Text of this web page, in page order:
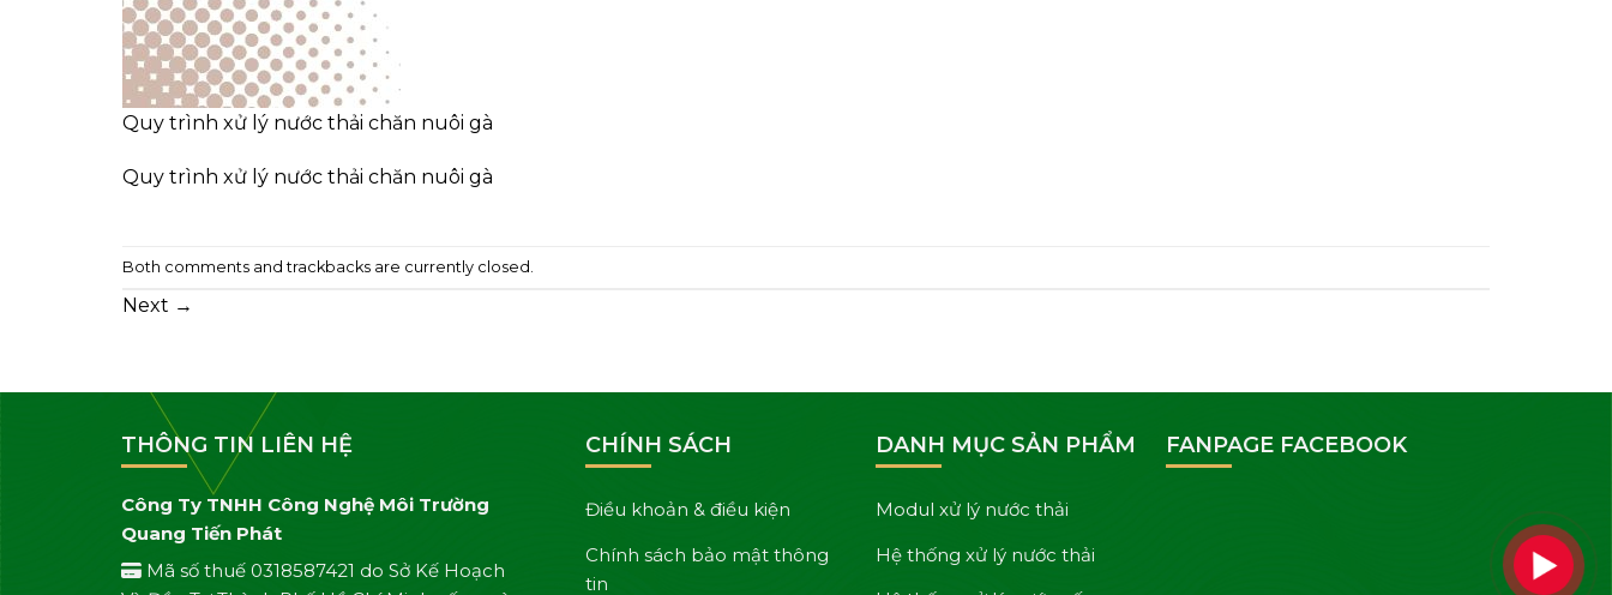
Quy trình xử lý nước thải chăn nuôi gà
Quy trình xử lý nước thải chăn nuôi gà
Both comments and trackbacks are currently closed.
Next →
THÔNG TIN LIÊN HỆ
Công Ty TNHH Công Nghệ Môi Trường
Quang Tiến Phát
Mã số thuế 0318587421 do Sở Kế Hoạch
CHÍNH SÁCH
Điều khoản & điều kiện
Chính sách bảo mật thông
tin
DANH MỤC SẢN PHẨM
Modul xử lý nước thải
Hệ thống xử lý nước thải
FANPAGE FACEBOOK